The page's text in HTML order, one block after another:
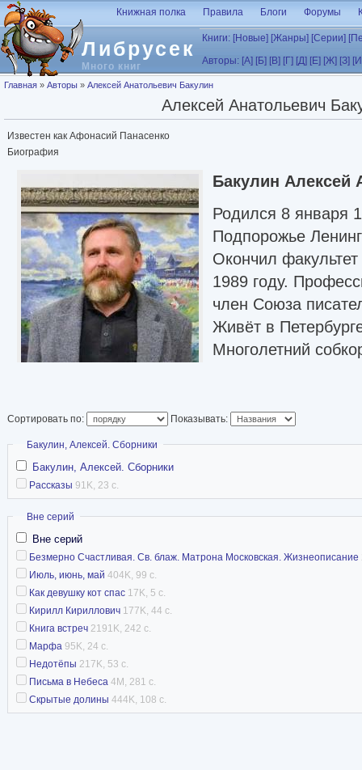
Перейти к основному содержанию
Либрусек
Много книг
Книжная полка Правила Блоги Форумы
Книги: [Новые] [Жанры] [Серии]
Авторы: [А] [Б] [В] [Г] [Д] [Е] [Ж] [З]
Вы здесь
Главная » Авторы » Алексей Анатольевич Бакулин
Алексей Анатольевич
Известен как Афонасий Панасенко
Биография
Бакулин Алексей
Родился 8 января
Подпорожье
Окончил
1989 году.
член Союза
Живёт в
Многолетний
(Невский пр. д.
такой,
православная журналистика, Бакулин
Церкви для газеты, считая, что эта тема так
литературного произведения, как и всякий
Вера автора должна быть подводной часть
говорить о том, что остаётся над водой, то в
повествования достаточно реалистические,
скользящие на грани небывальщины, мифа
фантастики.
Основные публикации
“Марфа”. Повесть. Альманах “Молодой
“Недотепы”. Повесть. Альманах “Молодой
Сортировать по: Показывать:
Скрыть
Бакулин, Алексей. Сборники
Бакулин, Алексей. Сборники
Рассказы 91K, 23 с.
Скрыть
Вне серий
Вне серий
Безмерно Счастливая. Св. блаж. Матрона Московская. Жизнеописание
Июль, июнь, май 404K, 99 с.
Как девушку кот спас 17K, 5 с.
Кирилл Кириллович 177K, 44 с.
Книга встреч 2191K, 242 с.
Марфа 95K, 24 с.
Недотёпы 217K, 53 с.
Письма в Небеса 4M, 281 с.
Скрытые долины 444K, 108 с.